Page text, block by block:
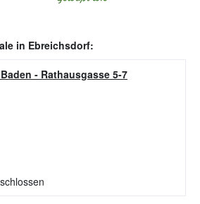
in Ebreichsdorf:
- Rathausgasse 5-7